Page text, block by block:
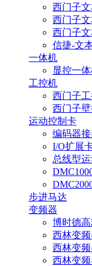
西门子文
西门子
西门子文
信捷-文
一体机
显控一
工控机
西门子
西门子
运动控制卡
编码器
I/O扩展
总线型
步进马达
变频器
博时德
西林变频
西林变
西林变频